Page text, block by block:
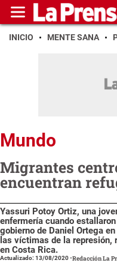
INICIO MENTE SANA
Mundo
Migrantes
encuentran
Yassuri Potoy Ortiz, una
enfermería cuando
gobierno de Daniel Ortega
las víctimas de la
en Costa Rica.
Actualizado: 13/08/2020-Redacción La